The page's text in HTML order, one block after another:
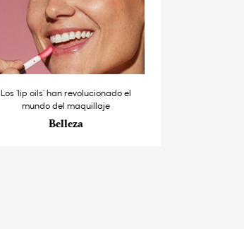
Los ‘lip oils’ han revolucionado el
mundo del maquillaje
Belleza